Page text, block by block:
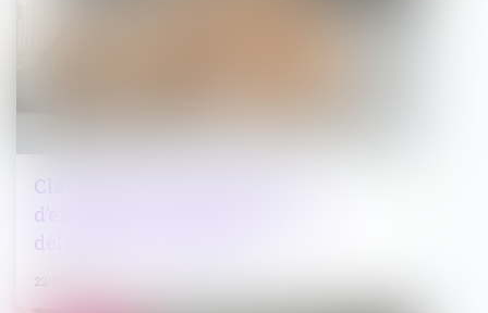
Clause de non-recours : pas
d’exonération de l’obligation de
délivrance du bailleur
22/04/2025